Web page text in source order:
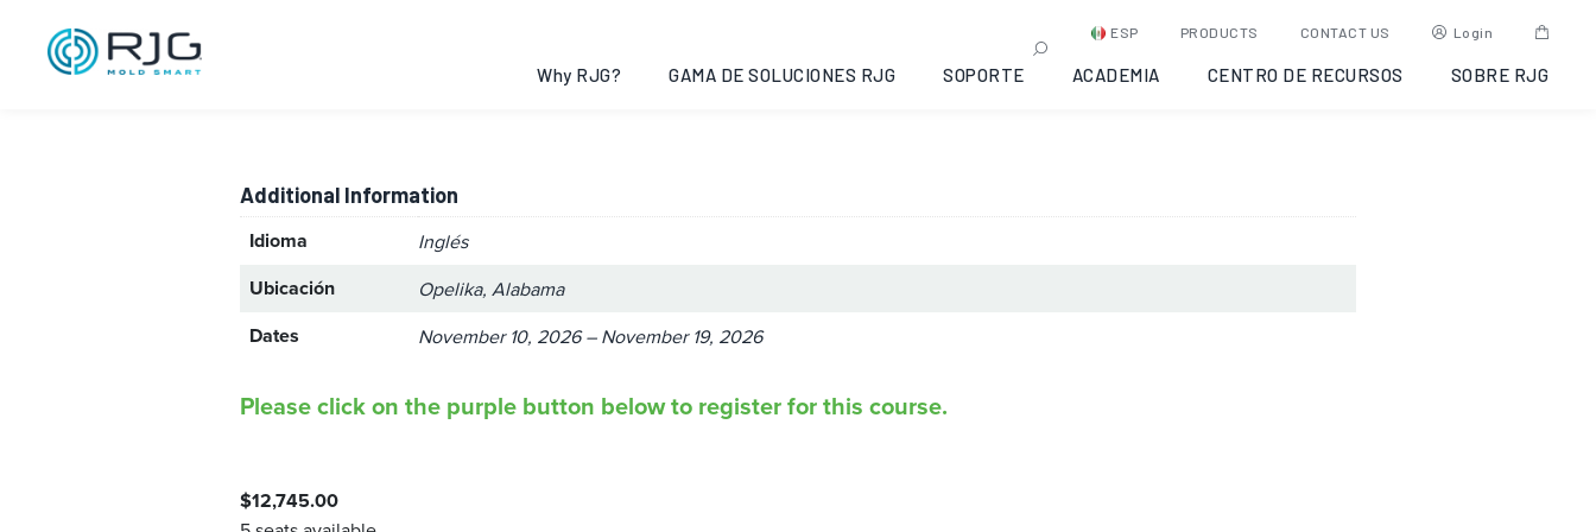
ESP PRODUCTS CONTACT US Login
Why RJG? GAMA DE SOLUCIONES RJG SOPORTE ACADEMIA CENTRO DE RECURSOS SOBRE RJG
Train the Trainer Qualification: Opelika, Alabama,
Additional Information
Idioma Inglés
Ubicación Opelika, Alabama
Dates November 10, 2026 – November 19, 2026
Please click on the purple button below to register for this course.
$12,745.00